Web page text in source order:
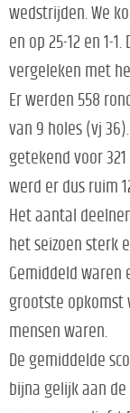
wedstrijden. We
en op 25-12 en 1-
vergeleken met
Er werden 558
van 9 holes (vj
getekend voor 321
werd er dus ruim
Het aantal
het seizoen sterk
Gemiddeld waren
grootste opkomst
mensen waren.
De gemiddelde
bijna gelijk aan